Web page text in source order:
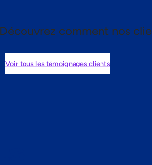
Découvrez comment nos
Voir tous les témoignages clients